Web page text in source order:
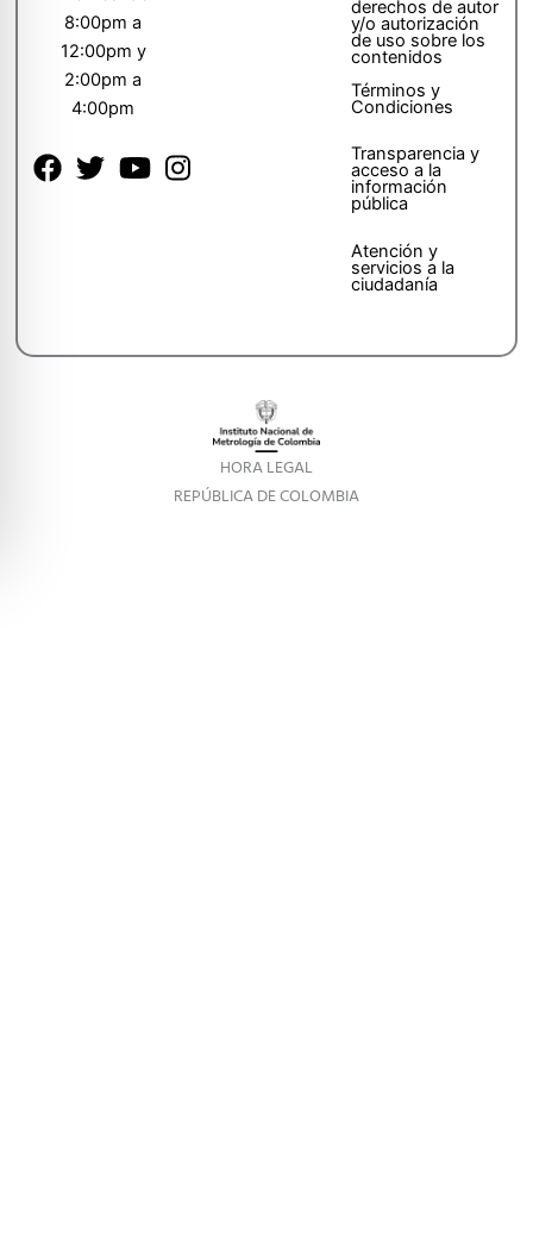
8:00pm a
12:00pm y
2:00pm a
4:00pm
derechos de autor
y/o autorización
de uso sobre los
contenidos
Términos y
Condiciones
Transparencia y
acceso a la
información
pública
Atención y
servicios a la
ciudadanía
HORA LEGAL
REPÚBLICA DE COLOMBIA